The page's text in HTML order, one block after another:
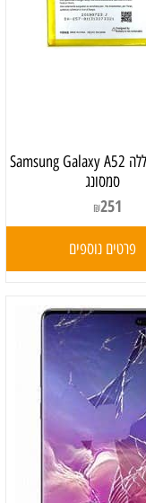
‏החלפת סוללה Samsung Galaxy A52
סמסונג
₪251
פרטים נוספים